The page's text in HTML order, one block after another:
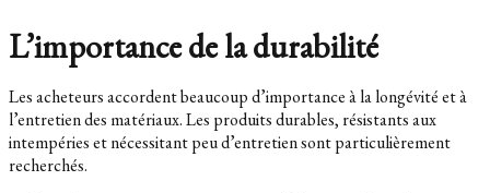
L’importance de la durabilité
Les acheteurs accordent beaucoup d’importance à la longévité et à
l’entretien des matériaux. Les produits durables, résistants aux
intempéries et nécessitant peu d’entretien sont particulièrement
recherchés.